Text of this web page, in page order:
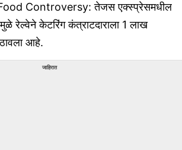
Controversy: तेजस एक्स्प्रेसमधील
रेल्वेने केटरिंग कंत्राटदाराला 1 लाख
आहे.
जाहिरात